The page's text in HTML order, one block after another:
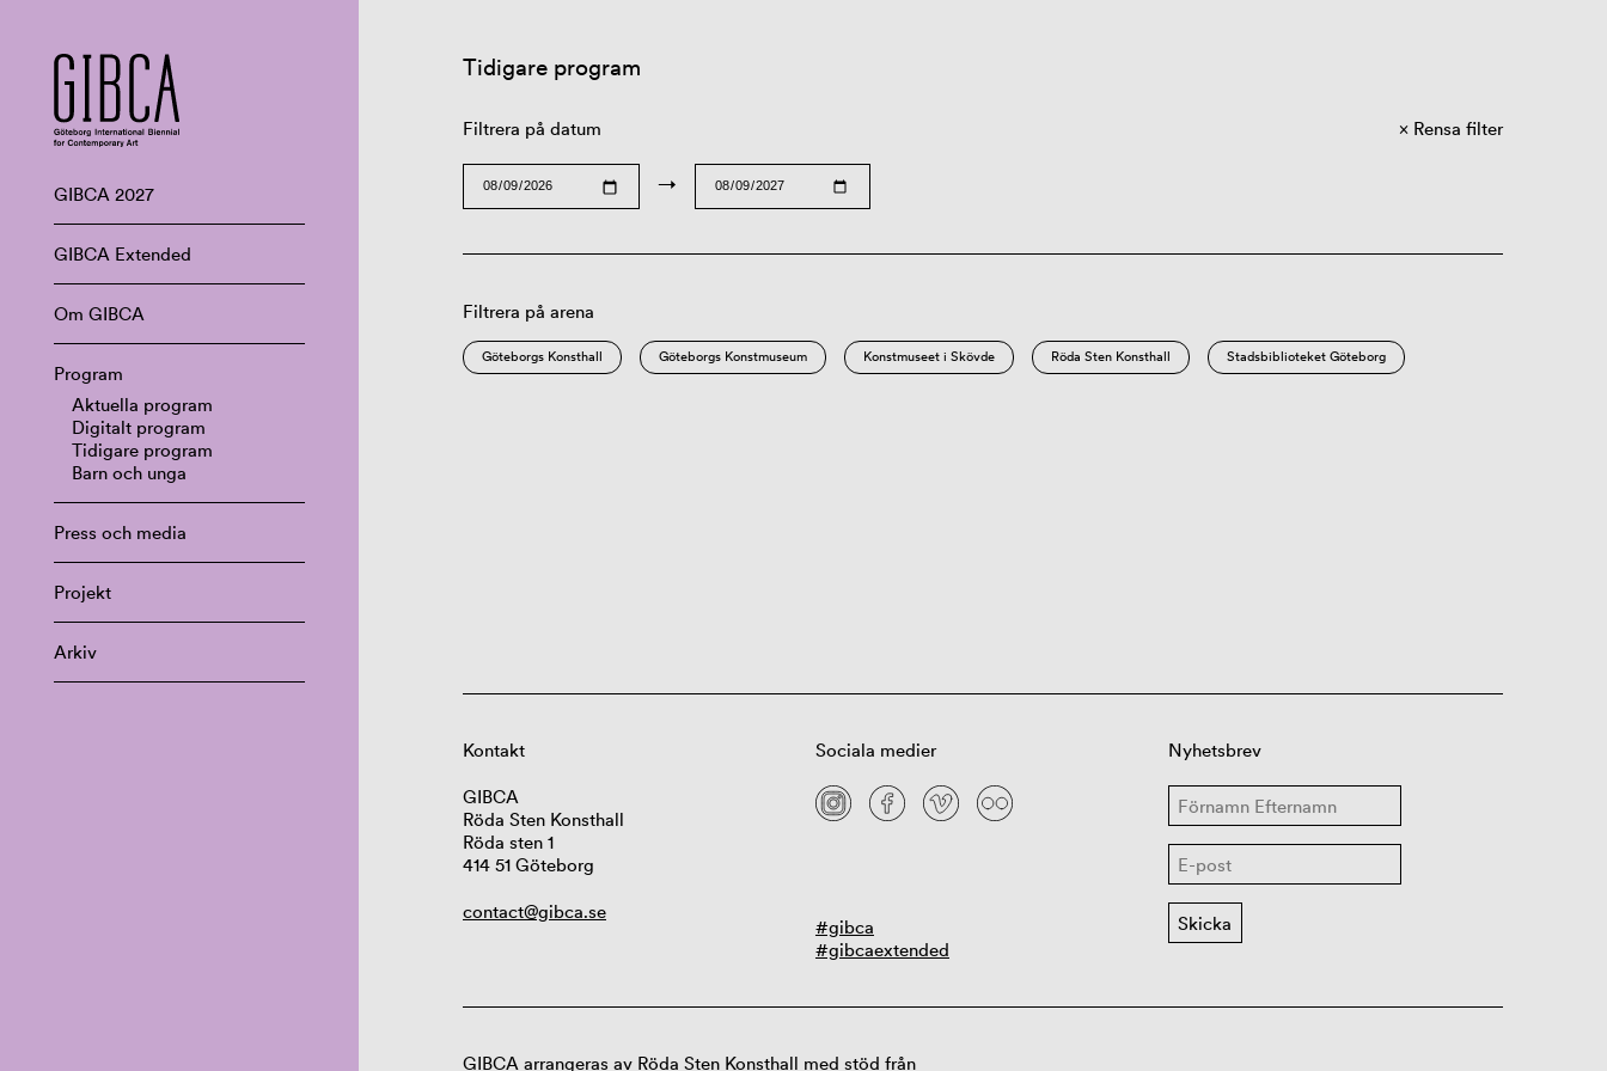
GIBCA 2027
GIBCA Extended
Om GIBCA
Program
Aktuella program
Digitalt program
Tidigare program
Barn och unga
Press och media
Projekt
Arkiv
Tidigare program
Filtrera på datum
→
Rensa filter
Filtrera på arena
Göteborgs Konsthall Göteborgs Konstmuseum Konstmuseet i Skövde Röda Sten Konsthall Stadsbiblioteket Göteborg
Kontakt
GIBCA
Röda Sten Konsthall
Röda sten 1
414 51 Göteborg
contact@gibca.se
Sociala medier
#gibca
#gibcaextended
Nyhetsbrev
GIBCA arrangeras av Röda Sten Konsthall med stöd från